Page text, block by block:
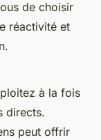
de choisir
réactivité et
à la fois
directs.
peut offrir